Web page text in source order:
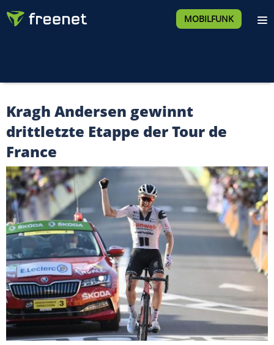
MOBILFUNK
Kragh Andersen gewinnt
drittletzte Etappe der Tour de
France